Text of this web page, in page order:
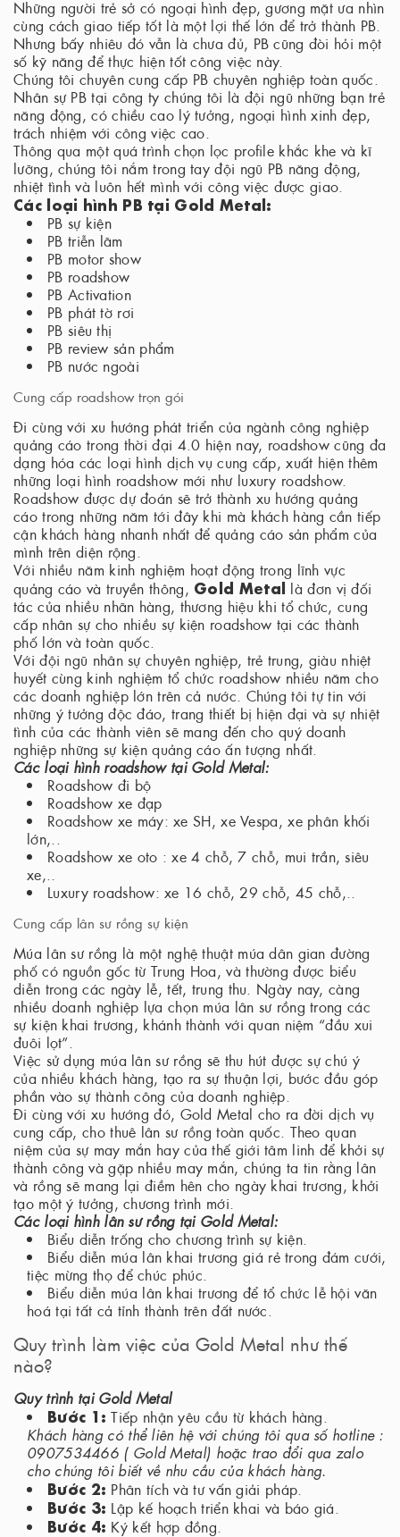
Những người trẻ sở có ngoại hình đẹp, gương mặt ưa nhìn
cùng cách giao tiếp tốt là một lợi thế lớn để trở thành PB.
Nhưng bấy nhiêu đó vẫn là chưa đủ, PB cũng đòi hỏi một
số kỹ năng để thực hiện tốt công việc này.
Chúng tôi chuyên cung cấp PB chuyên nghiệp toàn quốc.
Nhân sự PB tại công ty chúng tôi là đội ngũ những bạn trẻ
năng động, có chiều cao lý tưởng, ngoại hình xinh đẹp,
trách nhiệm với công việc cao.
Thông qua một quá trình chọn lọc profile khắc khe và kĩ
lưỡng, chúng tôi nắm trong tay đội ngũ PB năng động,
nhiệt tình và luôn hết mình với công việc được giao.
Các loại hình PB tại Gold Metal:
PB sự kiện
PB triễn lãm
PB motor show
PB roadshow
PB Activation
PB phát tờ rơi
PB siêu thị
PB review sản phẩm
PB nước ngoài
Cung cấp roadshow trọn gói
Đi cùng với xu hướng phát triển của ngành công nghiệp
quảng cáo trong thời đại 4.0 hiện nay, roadshow cũng đa
dạng hóa các loại hình dịch vụ cung cấp, xuất hiện thêm
những loại hình roadshow mới như luxury roadshow.
Roadshow được dự đoán sẽ trở thành xu hướng quảng
cáo trong những năm tới đây khi mà khách hàng cần tiếp
cận khách hàng nhanh nhất để quảng cáo sản phẩm của
mình trên diện rộng.
Với nhiều năm kinh nghiệm hoạt động trong lĩnh vực
quảng cáo và truyền thông, Gold Metal là đơn vị đối
tác của nhiều nhãn hàng, thương hiệu khi tổ chức, cung
cấp nhân sự cho nhiều sự kiện roadshow tại các thành
phố lớn và toàn quốc.
Với đội ngũ nhân sự chuyên nghiệp, trẻ trung, giàu nhiệt
huyết cùng kinh nghiệm tổ chức roadshow nhiều năm cho
các doanh nghiệp lớn trên cả nước. Chúng tôi tự tin với
những ý tưởng độc đáo, trang thiết bị hiện đại và sự nhiệt
tình của các thành viên sẽ mang đến cho quý doanh
nghiệp những sự kiện quảng cáo ấn tượng nhất.
Các loại hình roadshow tại Gold Metal:
Roadshow đi bộ
Roadshow xe đạp
Roadshow xe máy: xe SH, xe Vespa, xe phân khối
lớn,..
Roadshow xe oto : xe 4 chỗ, 7 chỗ, mui trần, siêu
xe,..
Luxury roadshow: xe 16 chỗ, 29 chỗ, 45 chỗ,..
Cung cấp lân sư rồng sự kiện
Múa lân sư rồng là một nghệ thuật múa dân gian đường
phố có nguồn gốc từ Trung Hoa, và thường được biểu
diễn trong các ngày lễ, tết, trung thu. Ngày nay, càng
nhiều doanh nghiệp lựa chọn múa lân sư rồng trong các
sự kiện khai trương, khánh thành với quan niệm “đầu xui
đuôi lọt”.
Việc sử dụng múa lân sư rồng sẽ thu hút được sự chú ý
của nhiều khách hàng, tạo ra sự thuận lợi, bước đầu góp
phần vào sự thành công của doanh nghiệp.
Đi cùng với xu hướng đó, Gold Metal cho ra đời dịch vụ
cung cấp, cho thuê lân sư rồng toàn quốc. Theo quan
niệm của sự may mắn hay của thế giới tâm linh để khởi sự
thành công và gặp nhiều may mắn, chúng ta tin rằng lân
và rồng sẽ mang lại điềm hên cho ngày khai trương, khởi
tạo một ý tưởng, chương trình mới.
Các loại hình lân sư rồng tại Gold Metal:
Biểu diễn trống cho chương trình sự kiện.
Biểu diễn múa lân khai trương giá rẻ trong đám cưới,
tiệc mừng thọ để chúc phúc.
Biểu diễn múa lân khai trương để tổ chức lễ hội văn
hoá tại tất cả tỉnh thành trên đất nước.
Quy trình làm việc của Gold Metal như thế
nào?
Quy trình tại Gold Metal
Bước 1: Tiếp nhận yêu cầu từ khách hàng.
Khách hàng có thể liên hệ với chúng tôi qua số hotline :
0907534466 ( Gold Metal) hoặc trao đổi qua zalo
cho chúng tôi biết về nhu cầu của khách hàng.
Bước 2: Phân tích và tư vấn giải pháp.
Bước 3: Lập kế hoạch triển khai và báo giá.
Bước 4: Ký kết hợp đồng.